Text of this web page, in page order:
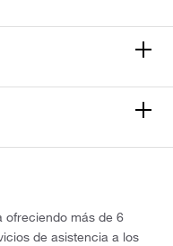
ofreciendo más de 6
de asistencia a los